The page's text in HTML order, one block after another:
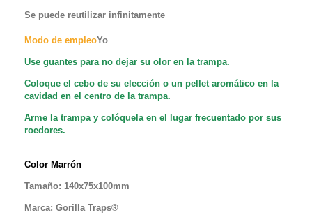
Se puede reutilizar infinitamente
Modo de empleoYo
Use guantes para no dejar su olor en la trampa.
Coloque el cebo de su elección o un pellet aromático en la
cavidad en el centro de la trampa.
Arme la trampa y colóquela en el lugar frecuentado por sus
roedores.
Color Marrón
Tamaño: 140x75x100mm
Marca: Gorilla Traps®